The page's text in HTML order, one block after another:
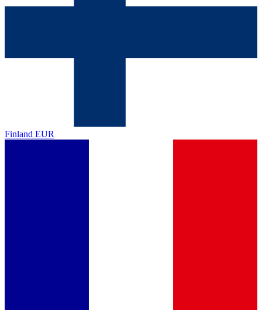
Finland EUR